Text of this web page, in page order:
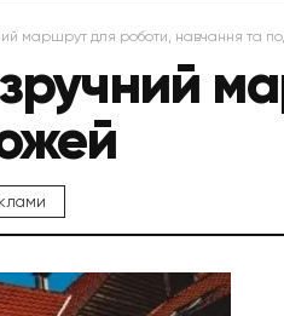
маршрут для роботи, навчання та